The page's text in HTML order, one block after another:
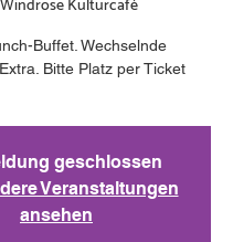
Windrose Kulturcafé
Buffet. Wechselnde
Bitte Platz per Ticket
geschlossen
Veranstaltungen
ansehen